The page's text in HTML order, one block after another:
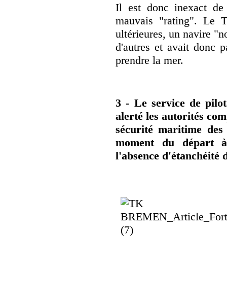
Il est donc inexact
mauvais "rating". Le
ultérieures, un navire
d'autres et avait donc
prendre la mer.
3 - Le service de
alerté les autorités
sécurité maritime des
moment du départ
l'absence d'étanchéité